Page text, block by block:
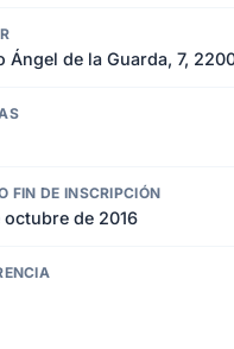
Ángel de la Guarda, 7,
FIN DE INSCRIPCIÓN
octubre de 2016